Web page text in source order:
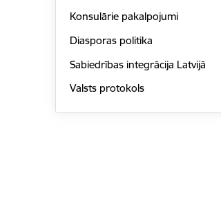
Konsulārie pakalpojumi
Diasporas politika
Sabiedrības integrācija Latvijā
Valsts protokols